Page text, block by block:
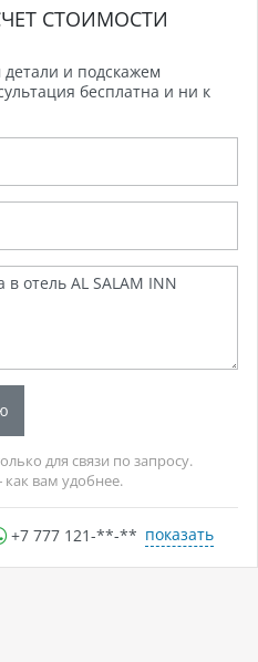
СТОИМОСТИ
и подскажем
бесплатна и ни к
для связи по запросу.
вам удобнее.
+7 777 121-**-** показать